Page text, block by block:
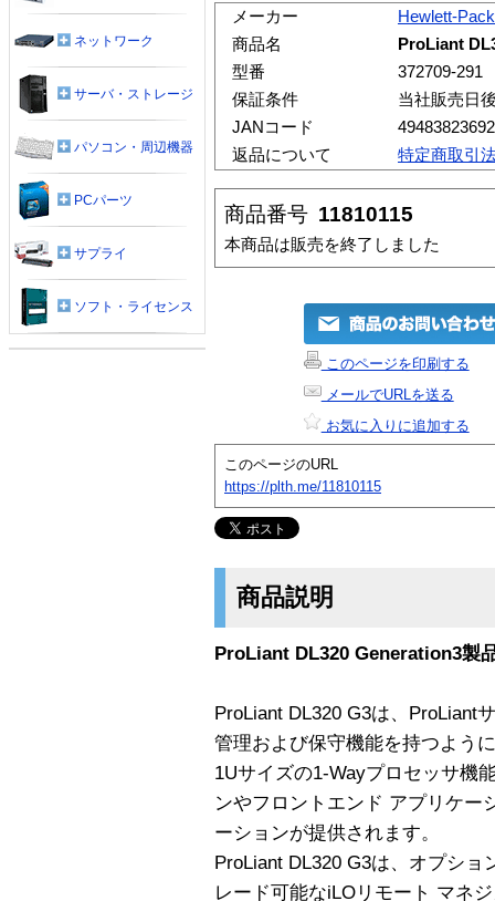
メーカー
Hewlett-
商品名
ProLiant
型番
372709-291
保証条件
当社販売日
JANコード
返品について
特定商取引
商品番号 11810115
本商品は販売を終了しました
このページを印刷する
メールでURLを送る
お気に入りに追加する
このページのURL
https://plth.me/11810115
商品説明
ProLiant DL320 Generation3製
ProLiant DL320 G3は、ProLiant
管理および保守機能を持つよう
1Uサイズの1-Wayプロセッサ機
ンやフロントエンド アプリケー
ーションが提供されます。
ProLiant DL320 G3は、オプシ
レード可能なiLOリモート マネ
ネットワーク
サーバ・ストレージ
パソコン・周辺機器
PCパーツ
サプライ
ソフト・ライセンス